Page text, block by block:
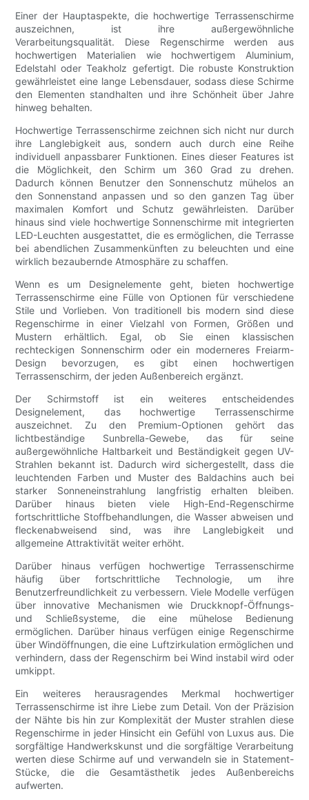
Einer der Hauptaspekte, die hochwertige Terrassenschirme
auszeichnen, ist ihre außergewöhnliche
Verarbeitungsqualität. Diese Regenschirme werden aus
hochwertigen Materialien wie hochwertigem Aluminium,
Edelstahl oder Teakholz gefertigt. Die robuste Konstruktion
gewährleistet eine lange Lebensdauer, sodass diese Schirme
den Elementen standhalten und ihre Schönheit über Jahre
hinweg behalten.
Hochwertige Terrassenschirme zeichnen sich nicht nur durch
ihre Langlebigkeit aus, sondern auch durch eine Reihe
individuell anpassbarer Funktionen. Eines dieser Features ist
die Möglichkeit, den Schirm um 360 Grad zu drehen.
Dadurch können Benutzer den Sonnenschutz mühelos an
den Sonnenstand anpassen und so den ganzen Tag über
maximalen Komfort und Schutz gewährleisten. Darüber
hinaus sind viele hochwertige Sonnenschirme mit integrierten
LED-Leuchten ausgestattet, die es ermöglichen, die Terrasse
bei abendlichen Zusammenkünften zu beleuchten und eine
wirklich bezaubernde Atmosphäre zu schaffen.
Wenn es um Designelemente geht, bieten hochwertige
Terrassenschirme eine Fülle von Optionen für verschiedene
Stile und Vorlieben. Von traditionell bis modern sind diese
Regenschirme in einer Vielzahl von Formen, Größen und
Mustern erhältlich. Egal, ob Sie einen klassischen
rechteckigen Sonnenschirm oder ein moderneres Freiarm-
Design bevorzugen, es gibt einen hochwertigen
Terrassenschirm, der jeden Außenbereich ergänzt.
Der Schirmstoff ist ein weiteres entscheidendes
Designelement, das hochwertige Terrassenschirme
auszeichnet. Zu den Premium-Optionen gehört das
lichtbeständige Sunbrella-Gewebe, das für seine
außergewöhnliche Haltbarkeit und Beständigkeit gegen UV-
Strahlen bekannt ist. Dadurch wird sichergestellt, dass die
leuchtenden Farben und Muster des Baldachins auch bei
starker Sonneneinstrahlung langfristig erhalten bleiben.
Darüber hinaus bieten viele High-End-Regenschirme
fortschrittliche Stoffbehandlungen, die Wasser abweisen und
fleckenabweisend sind, was ihre Langlebigkeit und
allgemeine Attraktivität weiter erhöht.
Darüber hinaus verfügen hochwertige Terrassenschirme
häufig über fortschrittliche Technologie, um ihre
Benutzerfreundlichkeit zu verbessern. Viele Modelle verfügen
über innovative Mechanismen wie Druckknopf-Öffnungs-
und Schließsysteme, die eine mühelose Bedienung
ermöglichen. Darüber hinaus verfügen einige Regenschirme
über Windöffnungen, die eine Luftzirkulation ermöglichen und
verhindern, dass der Regenschirm bei Wind instabil wird oder
umkippt.
Ein weiteres herausragendes Merkmal hochwertiger
Terrassenschirme ist ihre Liebe zum Detail. Von der Präzision
der Nähte bis hin zur Komplexität der Muster strahlen diese
Regenschirme in jeder Hinsicht ein Gefühl von Luxus aus. Die
sorgfältige Handwerkskunst und die sorgfältige Verarbeitung
werten diese Schirme auf und verwandeln sie in Statement-
Stücke, die die Gesamtästhetik jedes Außenbereichs
aufwerten.